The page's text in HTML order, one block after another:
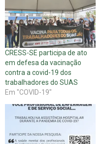
CRESS-SE participa de ato
em defesa da vacinação
contra a covid-19 dos
trabalhadores do SUAS
Em "COVID-19"